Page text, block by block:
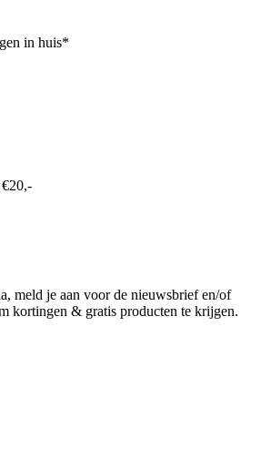
in huis*
meld je aan voor de nieuwsbrief en/of
kortingen & gratis producten te krijgen.